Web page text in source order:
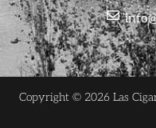
Copyright © 2026 Las